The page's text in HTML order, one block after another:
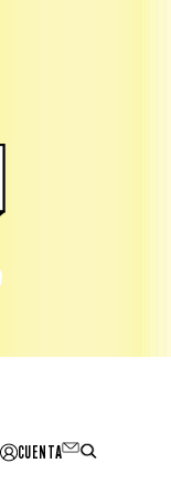
CUENTA